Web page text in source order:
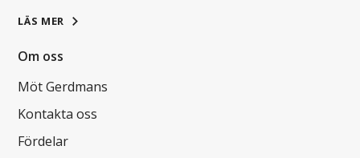
LÄS MER
Om oss
Möt Gerdmans
Kontakta oss
Fördelar